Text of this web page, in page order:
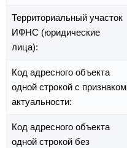
Территориальный участок
ИФНС (юридические
лица):
Код адресного объекта
одной строкой с признаком
актуальности:
Код адресного объекта
одной строкой без